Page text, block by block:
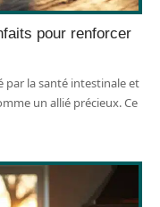
pour renforcer
par la santé intestinale et
un allié précieux. Ce